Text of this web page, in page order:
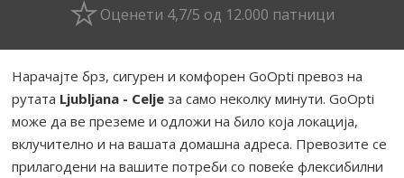
Оценети 4,7/5 од 12.000 патници
Нарачајте брз, сигурен и комфорен GoOpti превоз на
рутата Ljubljana - Celje за само неколку минути. GoOpti
може да ве преземе и одложи на било која локација,
вклучително и на вашата домашна адреса. Превозите се
прилагодени на вашите потреби со повеќе флексибилни